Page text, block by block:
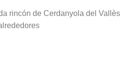
rincón de Cerdanyola del Vallès